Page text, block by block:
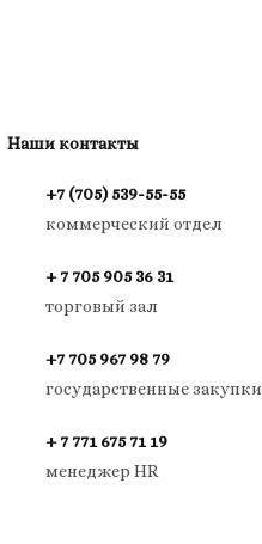
Наши контакты
+7 (705) 539-55-55
коммерческий отдел
+ 7 705 905 36 31
торговый зал
+7 705 967 98 79
государственные закупки
+ 7 771 675 71 19
менеджер HR